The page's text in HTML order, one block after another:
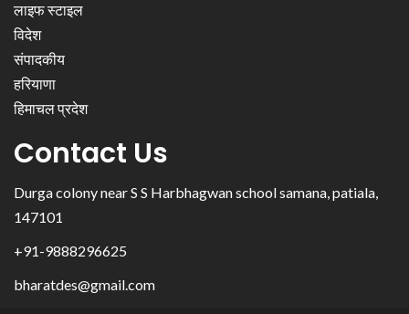
लाइफ स्टाइल
विदेश
संपादकीय
हरियाणा
हिमाचल प्रदेश
Contact Us
Durga colony near S S Harbhagwan school samana, patiala,
147101
+91-9888296625
bharatdes@gmail.com